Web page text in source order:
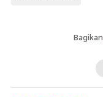
Bagikan